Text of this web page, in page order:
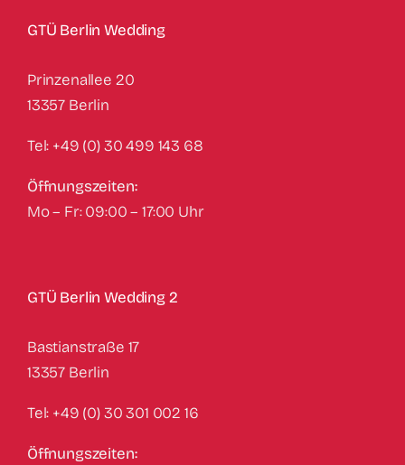
GTÜ Berlin Wedding
Prinzenallee 20
13357 Berlin
Tel: +49 (0) 30 499 143 68
Öffnungszeiten:
Mo – Fr: 09:00 – 17:00 Uhr
GTÜ Berlin Wedding 2
Bastianstraße 17
‍13357 Berlin
Tel: +49 (0) 30 301 002 16
Öffnungszeiten: